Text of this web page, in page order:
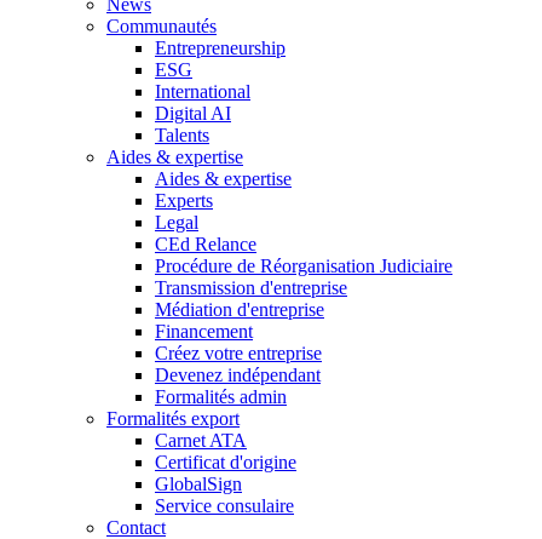
News
Communautés
Entrepreneurship
ESG
International
Digital AI
Talents
Aides & expertise
Aides & expertise
Experts
Legal
CEd Relance
Procédure de Réorganisation Judiciaire
Transmission d'entreprise
Médiation d'entreprise
Financement
Créez votre entreprise
Devenez indépendant
Formalités admin
Formalités export
Carnet ATA
Certificat d'origine
GlobalSign
Service consulaire
Contact